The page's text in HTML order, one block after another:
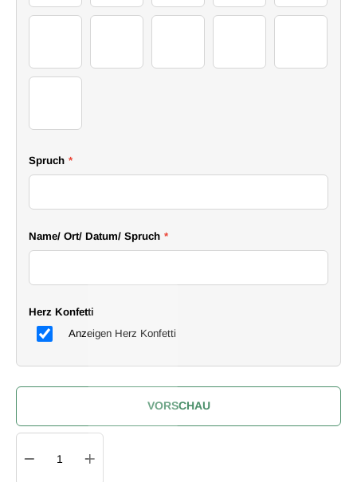
Spruch *
Name/ Ort/ Datum/ Spruch *
Herz Konfetti
Anzeigen Herz Konfetti
VORSCHAU